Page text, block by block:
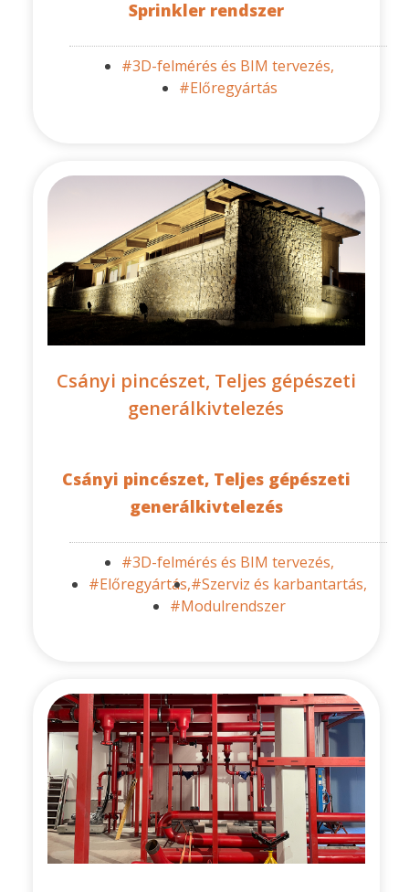
Sprinkler rendszer
#3D-felmérés és BIM tervezés,
#Előregyártás
Csányi pincészet, Teljes gépészeti
generálkivtelezés
Csányi pincészet, Teljes gépészeti
generálkivtelezés
#3D-felmérés és BIM tervezés,
#Előregyártás,#Szerviz és karbantartás,
#Modulrendszer